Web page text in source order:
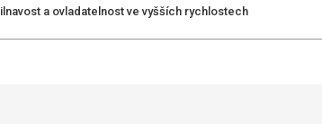
a ovladatelnost ve vyšších rychlostech